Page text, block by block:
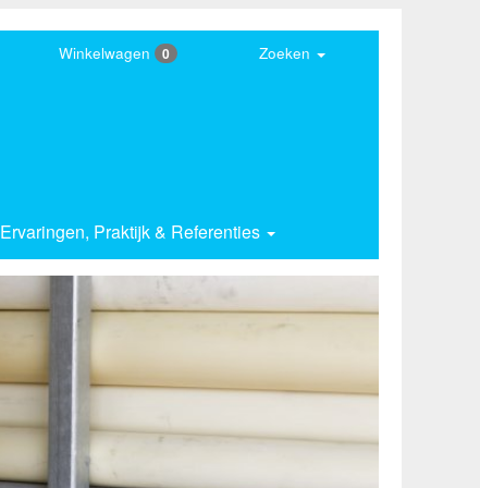
Ervaringen, Praktijk & Referenties
Winkelwagen 0 Zoeken